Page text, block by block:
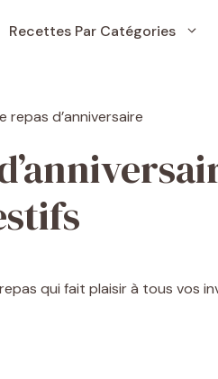
Recettes Par Catégories
qui fait plaisir à tous vos